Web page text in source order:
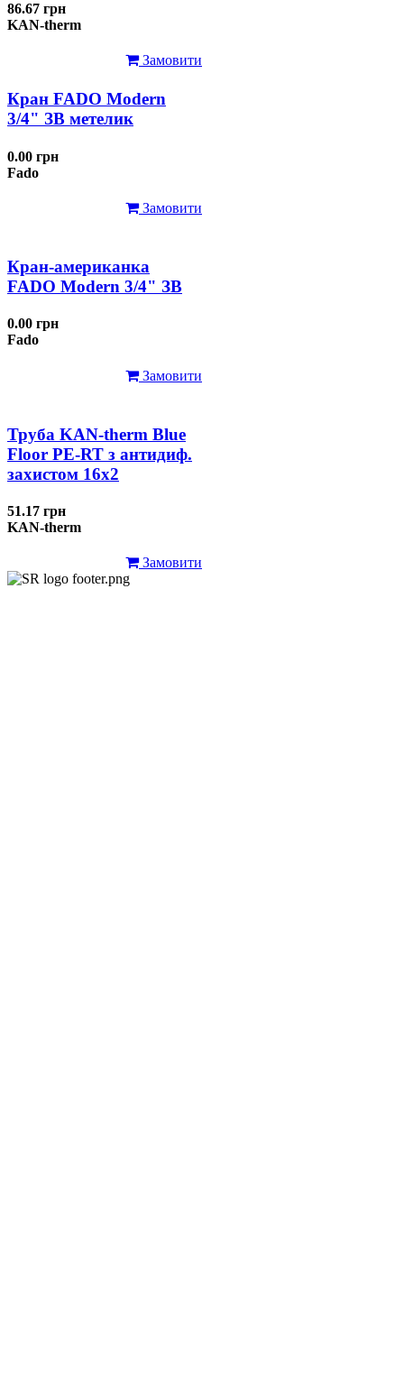
86.67 грн
KAN-therm
Замовити
Кран FADO Modern
3/4" ЗВ метелик
0.00 грн
Fado
Замовити
Кран-американка
FADO Modern 3/4" ЗВ
0.00 грн
Fado
Замовити
Труба KAN-therm Blue
Floor PE-RT з антидиф.
захистом 16х2
51.17 грн
KAN-therm
Замовити